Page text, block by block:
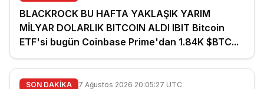
BLACKROCK BU HAFTA YAKLAŞIK YARIM
MİLYAR DOLARLIK BITCOIN ALDI IBIT Bitcoin
ETF'si bugün Coinbase Prime'dan 1.84K $BTC...
SON DAKİKA 7 Ağustos 2026 20:05:27 UTC